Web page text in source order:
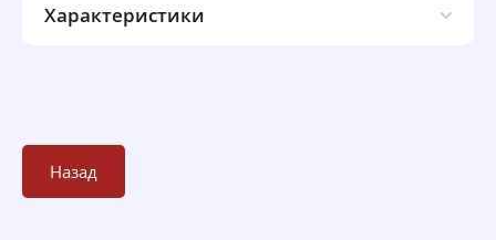
Характеристики
Назад